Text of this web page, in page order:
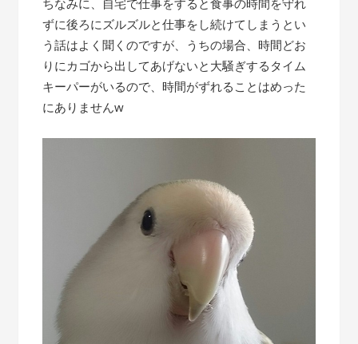
ちなみに、自宅で仕事をすると食事の時間を守れ
ずに後ろにズルズルと仕事をし続けてしまうとい
う話はよく聞くのですが、うちの場合、時間どお
りにカゴから出してあげないと大騒ぎするタイム
キーパーがいるので、時間がずれることはめった
にありませんw